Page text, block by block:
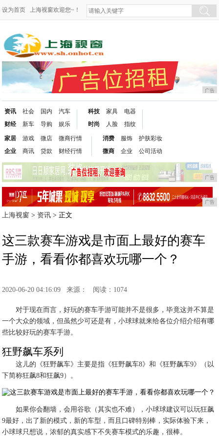
设为首页 上海视窗欢迎您~！
广告
资讯
财经
社会
新车
国内
导购
汽车
娱乐
科技
时尚
家具
人脸
电器
指纹
家居
企业
游戏
商讯
微店
贷款
微商行情
财经行情
消费
微商
服饰
企业
护肤彩妆
公司活动
广告
广告
上海视窗 > 资讯 > 正文
这三款赛车游戏是市面上最好的赛车
手游，看看你都喜欢玩哪一个？
2020-06-20 04:16:09 来源： 阅读：1074
对于现在而言，好玩的赛车手游可能并不是很多，毕竟这并不算是
一个大众的领域，但虽然少可还是有，小球球就来给各位介绍介绍有哪
些比较好玩的赛车手游。
狂野飙车系列
这儿的《狂野飙车》主要是指《狂野飙车8》和《狂野飙车9》（以
下简称狂飙8和狂飙9）。
如果你会翻墙，会用谷歌（其实也不难），小球球建议可以玩狂飙
9最好，出了新的模式，新的车型，而且口碑特别棒，实际体验下来，
小球球只想说，浓郁的真实感下不失赛车模式的乐趣，很棒。